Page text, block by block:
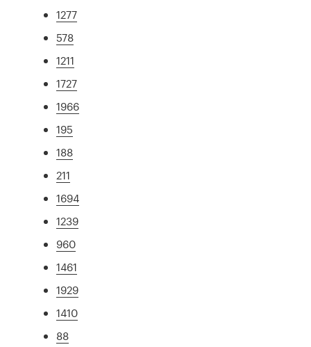
1277
578
1211
1727
1966
195
188
211
1694
1239
960
1461
1929
1410
88